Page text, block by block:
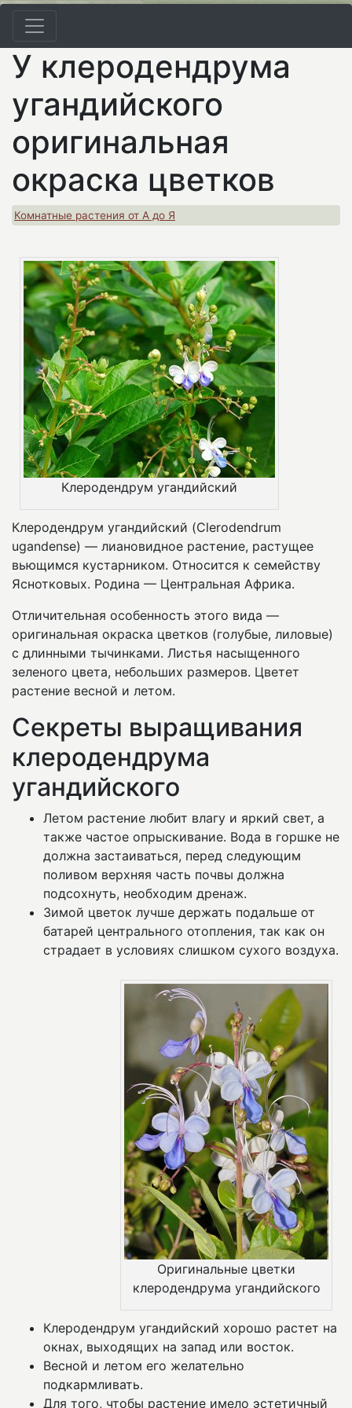
У клеродендрума
угандийского
оригинальная
окраска цветков
Комнатные растения от А до Я
Клеродендрум угандийский
Клеродендрум угандийский (Clerodendrum
ugandense) — лиановидное растение, растущее
вьющимся кустарником. Относится к семейству
Яснотковых. Родина — Центральная Африка.
Отличительная особенность этого вида —
оригинальная окраска цветков (голубые, лиловые)
с длинными тычинками. Листья насыщенного
зеленого цвета, небольших размеров. Цветет
растение весной и летом.
Секреты выращивания
клеродендрума
угандийского
Летом растение любит влагу и яркий свет, а
также частое опрыскивание. Вода в горшке не
должна застаиваться, перед следующим
поливом верхняя часть почвы должна
подсохнуть, необходим дренаж.
Зимой цветок лучше держать подальше от
батарей центрального отопления, так как он
страдает в условиях слишком сухого воздуха.
Оригинальные цветки
клеродендрума угандийского
Клеродендрум угандийский хорошо растет на
окнах, выходящих на запад или восток.
Весной и летом его желательно
подкармливать.
Для того, чтобы растение имело эстетичный